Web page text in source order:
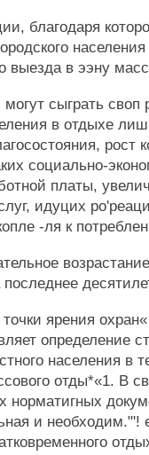
благодаря
выезда в ээну
сыграть своп
в отдыхе
рост
социально-
платы,
идуцих
-ля к
ярения
определение
населения в
отды*«1. В
норматигных
и необходим."'!